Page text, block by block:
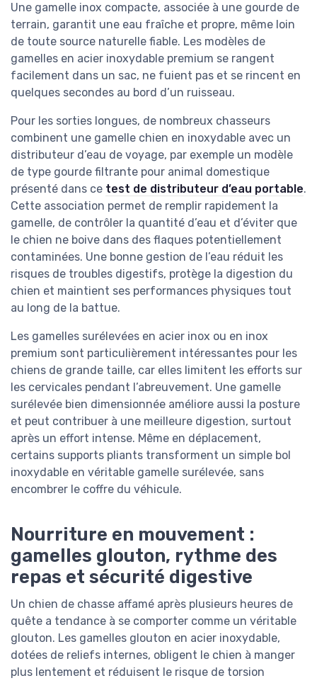
Une gamelle inox compacte, associée à une gourde de
terrain, garantit une eau fraîche et propre, même loin
de toute source naturelle fiable. Les modèles de
gamelles en acier inoxydable premium se rangent
facilement dans un sac, ne fuient pas et se rincent en
quelques secondes au bord d’un ruisseau.
Pour les sorties longues, de nombreux chasseurs
combinent une gamelle chien en inoxydable avec un
distributeur d’eau de voyage, par exemple un modèle
de type gourde filtrante pour animal domestique
présenté dans ce test de distributeur d’eau portable.
Cette association permet de remplir rapidement la
gamelle, de contrôler la quantité d’eau et d’éviter que
le chien ne boive dans des flaques potentiellement
contaminées. Une bonne gestion de l’eau réduit les
risques de troubles digestifs, protège la digestion du
chien et maintient ses performances physiques tout
au long de la battue.
Les gamelles surélevées en acier inox ou en inox
premium sont particulièrement intéressantes pour les
chiens de grande taille, car elles limitent les efforts sur
les cervicales pendant l’abreuvement. Une gamelle
surélevée bien dimensionnée améliore aussi la posture
et peut contribuer à une meilleure digestion, surtout
après un effort intense. Même en déplacement,
certains supports pliants transforment un simple bol
inoxydable en véritable gamelle surélevée, sans
encombrer le coffre du véhicule.
Nourriture en mouvement :
gamelles glouton, rythme des
repas et sécurité digestive
Un chien de chasse affamé après plusieurs heures de
quête a tendance à se comporter comme un véritable
glouton. Les gamelles glouton en acier inoxydable,
dotées de reliefs internes, obligent le chien à manger
plus lentement et réduisent le risque de torsion